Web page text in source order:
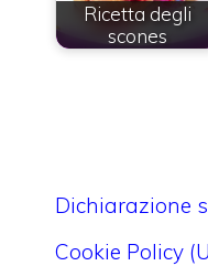
Ricetta degli
scones
Dichiarazione
Cookie Policy